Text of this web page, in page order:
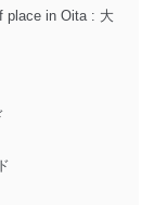
place in Oita : 大